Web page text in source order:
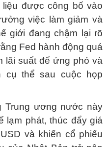
được công bố vào
việc làm giảm và
giới đang chậm lại rõ
Fed hành động quá
lãi suất để ứng phó và
cụ thể sau cuộc họp
Trung ương nước này
lạm phát, thúc đẩy giá
và khiến cổ phiếu